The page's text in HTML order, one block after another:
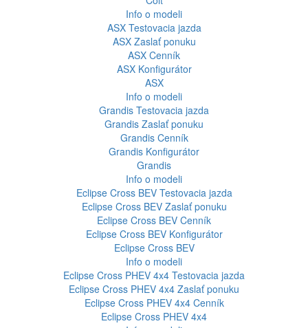
Info o modeli
ASX Testovacia jazda
ASX Zaslať ponuku
ASX Cenník
ASX Konfigurátor
ASX
Info o modeli
Grandis Testovacia jazda
Grandis Zaslať ponuku
Grandis Cenník
Grandis Konfigurátor
Grandis
Info o modeli
Eclipse Cross BEV Testovacia jazda
Eclipse Cross BEV Zaslať ponuku
Eclipse Cross BEV Cenník
Eclipse Cross BEV Konfigurátor
Eclipse Cross BEV
Info o modeli
Eclipse Cross PHEV 4x4 Testovacia jazda
Eclipse Cross PHEV 4x4 Zaslať ponuku
Eclipse Cross PHEV 4x4 Cenník
Eclipse Cross PHEV 4x4